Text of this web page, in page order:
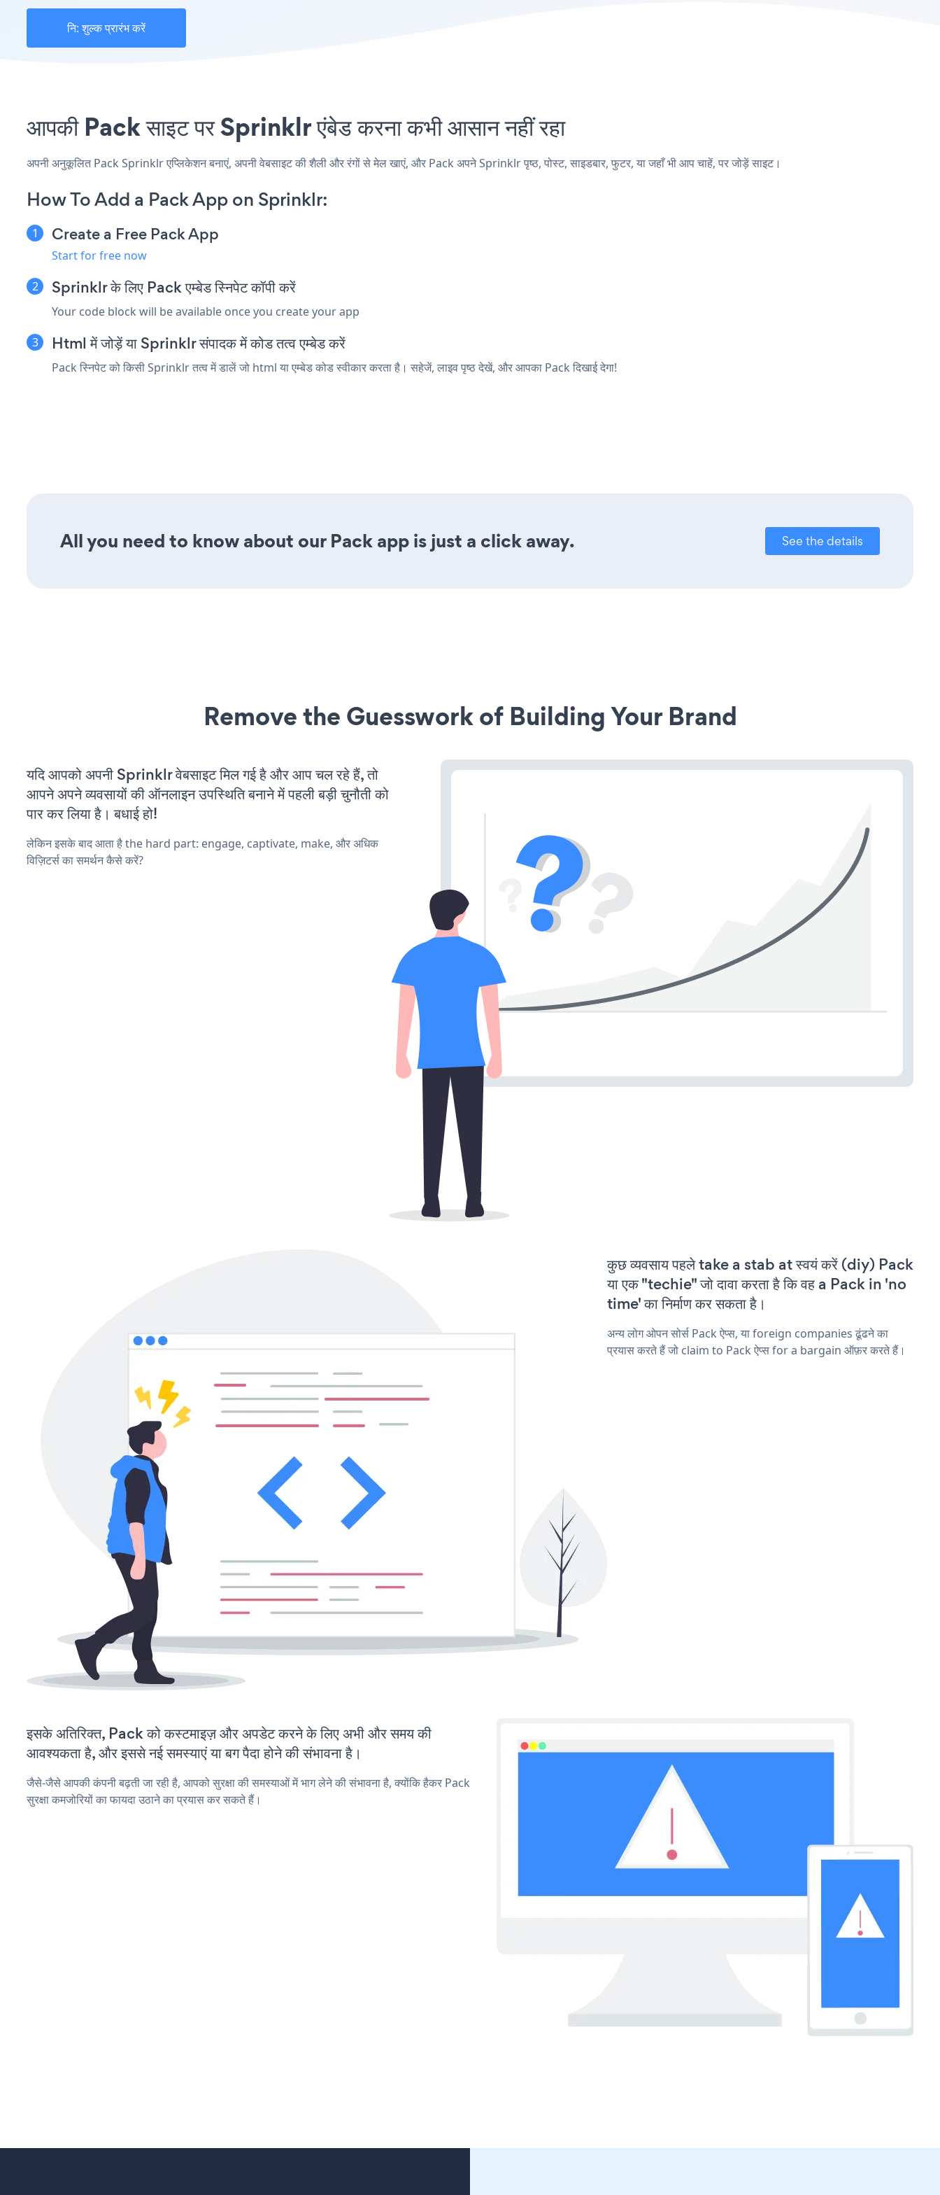
नि: शुल्क प्रारंभ करें
आपकी Pack साइट पर Sprinklr एंबेड करना कभी आसान नहीं रहा
अपनी अनुकूलित Pack Sprinklr एप्लिकेशन बनाएं, अपनी वेबसाइट की शैली और रंगों से मेल खाएं, और Pack अपने Sprinklr पृष्ठ, पोस्ट, साइडबार, फुटर, या जहाँ भी आप चाहें, पर जोड़ें साइट।
How To Add a Pack App on Sprinklr:
Create a Free Pack App
Start for free now
Sprinklr के लिए Pack एम्बेड स्निपेट कॉपी करें
Your code block will be available once you create your app
Html में जोड़ें या Sprinklr संपादक में कोड तत्व एम्बेड करें
Pack स्निपेट को किसी Sprinklr तत्व में डालें जो html या एम्बेड कोड स्वीकार करता है। सहेजें, लाइव पृष्ठ देखें, और आपका Pack दिखाई देगा!
All you need to know about our Pack app is just a click away. See the details
Remove the Guesswork of Building Your Brand
यदि आपको अपनी Sprinklr वेबसाइट मिल गई है और आप चल रहे हैं, तो
आपने अपने व्यवसायों की ऑनलाइन उपस्थिति बनाने में पहली बड़ी चुनौती को
पार कर लिया है। बधाई हो!
लेकिन इसके बाद आता है the hard part: engage, captivate, make, और अधिक
विज़िटर्स का समर्थन कैसे करें?
कुछ व्यवसाय पहले take a stab at स्वयं करें (diy) Pack
या एक "techie" जो दावा करता है कि वह a Pack in 'no
time' का निर्माण कर सकता है।
अन्य लोग ओपन सोर्स Pack ऐप्स, या foreign companies ढूंढने का
प्रयास करते हैं जो claim to Pack ऐप्स for a bargain ऑफ़र करते हैं।
इसके अतिरिक्त, Pack को कस्टमाइज़ और अपडेट करने के लिए अभी और समय की
आवश्यकता है, और इससे नई समस्याएं या बग पैदा होने की संभावना है।
जैसे-जैसे आपकी कंपनी बढ़ती जा रही है, आपको सुरक्षा की समस्याओं में भाग लेने की संभावना है, क्योंकि हैकर Pack
सुरक्षा कमजोरियों का फायदा उठाने का प्रयास कर सकते हैं।